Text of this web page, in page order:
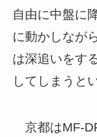
自由に中盤に
に動かしなが
は深追いをす
してしまうと
京都はMF-